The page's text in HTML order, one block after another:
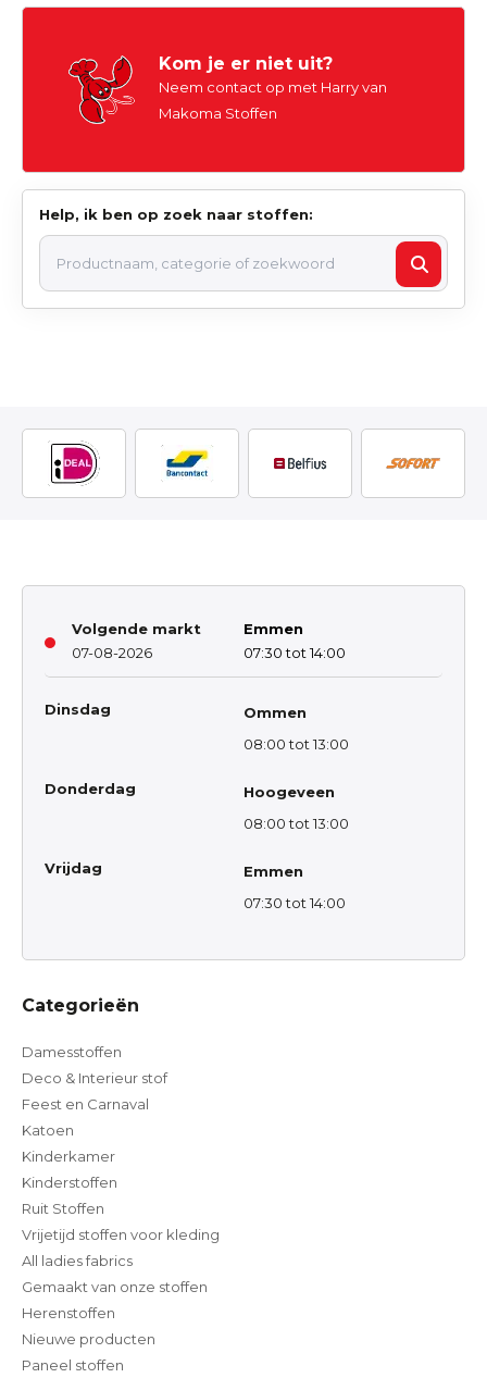
Kom je er niet uit?
Neem contact op met Harry van
Makoma Stoffen
Help, ik ben op zoek naar stoffen:
Volgende markt
07-08-2026
Emmen
07:30 tot 14:00
Dinsdag
Ommen
08:00 tot 13:00
Donderdag
Hoogeveen
08:00 tot 13:00
Vrijdag
Emmen
07:30 tot 14:00
Categorieën
Damesstoffen
Deco & Interieur stof
Feest en Carnaval
Katoen
Kinderkamer
Kinderstoffen
Ruit Stoffen
Vrijetijd stoffen voor kleding
All ladies fabrics
Gemaakt van onze stoffen
Herenstoffen
Nieuwe producten
Paneel stoffen